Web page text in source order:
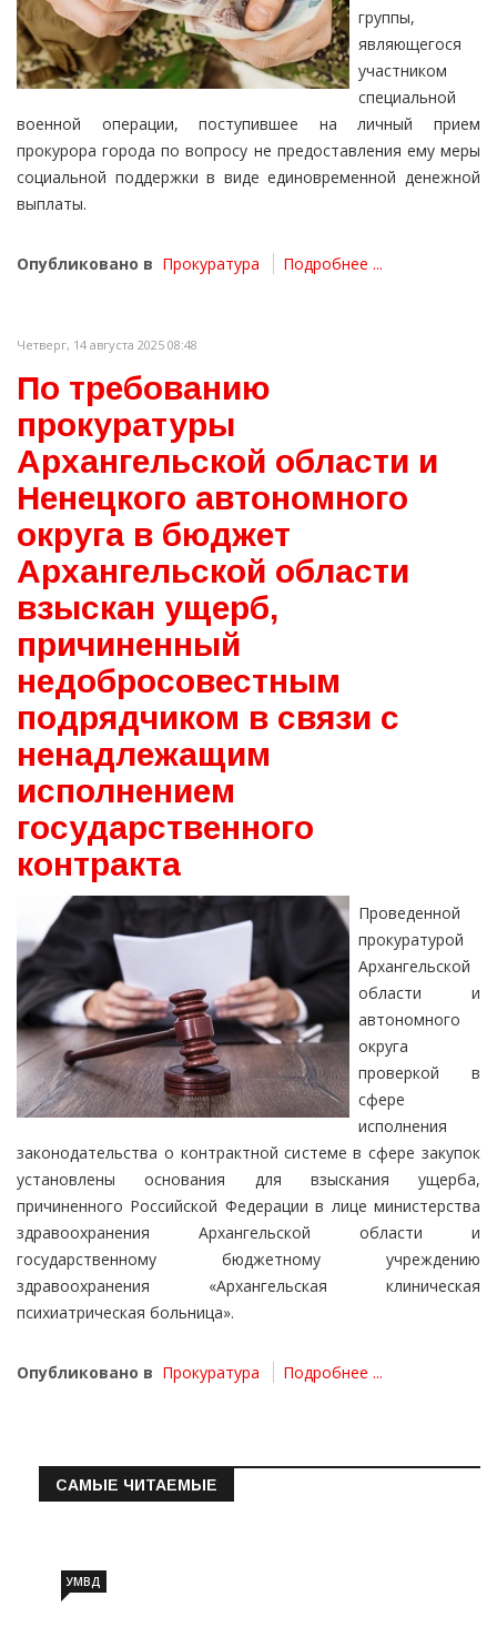
группы,
являющегося
участником
специальной
военной операции, поступившее на личный прием
прокурора города по вопросу не предоставления ему меры
социальной поддержки в виде единовременной денежной
выплаты.
Опубликовано в Прокуратура Подробнее ...
Четверг, 14 августа 2025 08:48
По требованию
прокуратуры
Архангельской области и
Ненецкого автономного
округа в бюджет
Архангельской области
взыскан ущерб,
причиненный
недобросовестным
подрядчиком в связи с
ненадлежащим
исполнением
государственного
контракта
Проведенной
прокуратурой
Архангельской
области и
автономного
округа
проверкой в
сфере
исполнения
законодательства о контрактной системе в сфере закупок
установлены основания для взыскания ущерба,
причиненного Российской Федерации в лице министерства
здравоохранения Архангельской области и
государственному бюджетному учреждению
здравоохранения «Архангельская клиническая
психиатрическая больница».
Опубликовано в Прокуратура Подробнее ...
САМЫЕ ЧИТАЕМЫЕ
УМВД